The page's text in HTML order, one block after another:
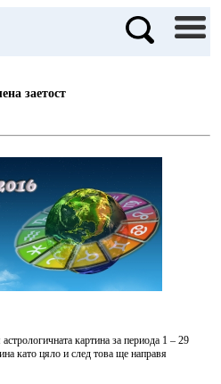
заетост
картина за периода 1 – 29
като цяло и след това ще направя